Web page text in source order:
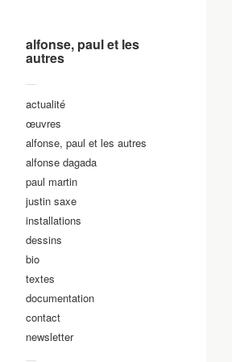
alfonse, paul et les
autres
—
actualité
œuvres
alfonse, paul et les autres
alfonse dagada
paul martin
justin saxe
installations
dessins
bio
textes
documentation
contact
newsletter